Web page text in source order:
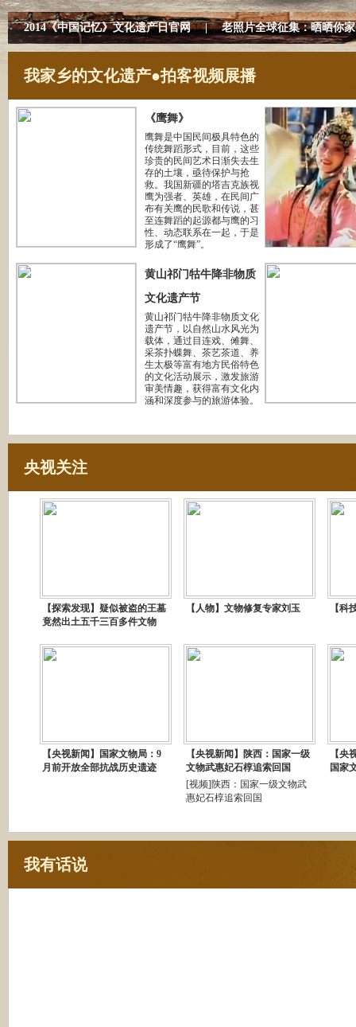
2014《中国记忆》文化遗产日官网|老照片全球征集：晒晒你家
我家乡的文化遗产●拍客视频展播
《鹰舞》
鹰舞是中国民间极具特色的
传统舞蹈形式，目前，这些
珍贵的民间艺术日渐失去生
存的土壤，亟待保护与抢
救。我国新疆的塔吉克族视
鹰为强者、英雄，在民间广
布有关鹰的民歌和传说，甚
至连舞蹈的起源都与鹰的习
性、动态联系在一起，于是
形成了“鹰舞”。
黄山祁门牯牛降非物质
文化遗产节
黄山祁门牯牛降非物质文化
遗产节，以自然山水风光为
载体，通过目连戏、傩舞、
采茶扑蝶舞、茶艺茶道、养
生太极等富有地方民俗特色
的文化活动展示，激发旅游
审美情趣，获得富有文化内
涵和深度参与的旅游体验。
央视关注
【探索发现】疑似被盗的王墓
竟然出土五千三百多件文物
【人物】文物修复专家刘玉 【科
【央视新闻】国家文物局：9
月前开放全部抗战历史遗迹
【央视新闻】陕西：国家一级
文物武惠妃石椁追索回国
[视频]陕西：国家一级文物武
惠妃石椁追索回国
【央
国家
我有话说